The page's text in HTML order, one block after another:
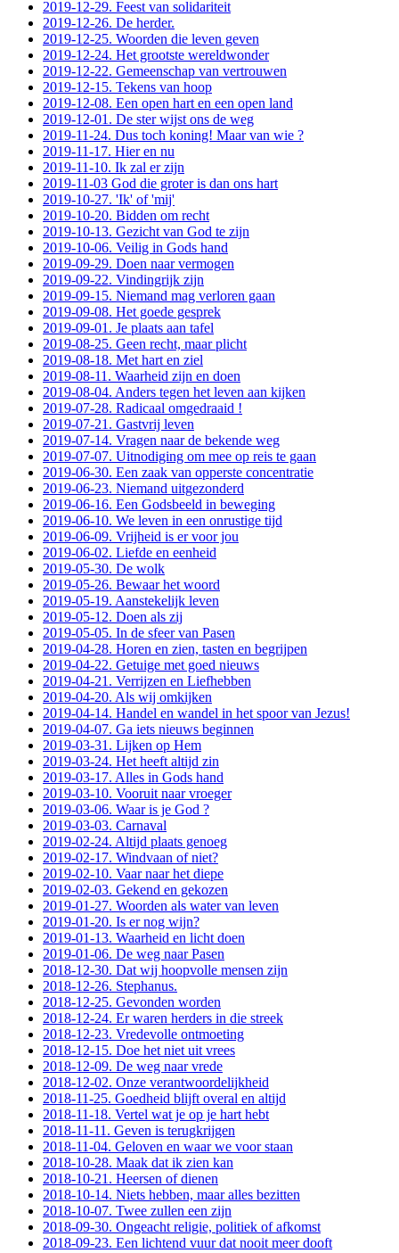
2019-12-29. Feest van solidariteit
2019-12-26. De herder.
2019-12-25. Woorden die leven geven
2019-12-24. Het grootste wereldwonder
2019-12-22. Gemeenschap van vertrouwen
2019-12-15. Tekens van hoop
2019-12-08. Een open hart en een open land
2019-12-01. De ster wijst ons de weg
2019-11-24. Dus toch koning! Maar van wie ?
2019-11-17. Hier en nu
2019-11-10. Ik zal er zijn
2019-11-03 God die groter is dan ons hart
2019-10-27. 'Ik' of 'mij'
2019-10-20. Bidden om recht
2019-10-13. Gezicht van God te zijn
2019-10-06. Veilig in Gods hand
2019-09-29. Doen naar vermogen
2019-09-22. Vindingrijk zijn
2019-09-15. Niemand mag verloren gaan
2019-09-08. Het goede gesprek
2019-09-01. Je plaats aan tafel
2019-08-25. Geen recht, maar plicht
2019-08-18. Met hart en ziel
2019-08-11. Waarheid zijn en doen
2019-08-04. Anders tegen het leven aan kijken
2019-07-28. Radicaal omgedraaid !
2019-07-21. Gastvrij leven
2019-07-14. Vragen naar de bekende weg
2019-07-07. Uitnodiging om mee op reis te gaan
2019-06-30. Een zaak van opperste concentratie
2019-06-23. Niemand uitgezonderd
2019-06-16. Een Godsbeeld in beweging
2019-06-10. We leven in een onrustige tijd
2019-06-09. Vrijheid is er voor jou
2019-06-02. Liefde en eenheid
2019-05-30. De wolk
2019-05-26. Bewaar het woord
2019-05-19. Aanstekelijk leven
2019-05-12. Doen als zij
2019-05-05. In de sfeer van Pasen
2019-04-28. Horen en zien, tasten en begrijpen
2019-04-22. Getuige met goed nieuws
2019-04-21. Verrijzen en Liefhebben
2019-04-20. Als wij omkijken
2019-04-14. Handel en wandel in het spoor van Jezus!
2019-04-07. Ga iets nieuws beginnen
2019-03-31. Lijken op Hem
2019-03-24. Het heeft altijd zin
2019-03-17. Alles in Gods hand
2019-03-10. Vooruit naar vroeger
2019-03-06. Waar is je God ?
2019-03-03. Carnaval
2019-02-24. Altijd plaats genoeg
2019-02-17. Windvaan of niet?
2019-02-10. Vaar naar het diepe
2019-02-03. Gekend en gekozen
2019-01-27. Woorden als water van leven
2019-01-20. Is er nog wijn?
2019-01-13. Waarheid en licht doen
2019-01-06. De weg naar Pasen
2018-12-30. Dat wij hoopvolle mensen zijn
2018-12-26. Stephanus.
2018-12-25. Gevonden worden
2018-12-24. Er waren herders in die streek
2018-12-23. Vredevolle ontmoeting
2018-12-15. Doe het niet uit vrees
2018-12-09. De weg naar vrede
2018-12-02. Onze verantwoordelijkheid
2018-11-25. Goedheid blijft overal en altijd
2018-11-18. Vertel wat je op je hart hebt
2018-11-11. Geven is terugkrijgen
2018-11-04. Geloven en waar we voor staan
2018-10-28. Maak dat ik zien kan
2018-10-21. Heersen of dienen
2018-10-14. Niets hebben, maar alles bezitten
2018-10-07. Twee zullen een zijn
2018-09-30. Ongeacht religie, politiek of afkomst
2018-09-23. Een lichtend vuur dat nooit meer dooft